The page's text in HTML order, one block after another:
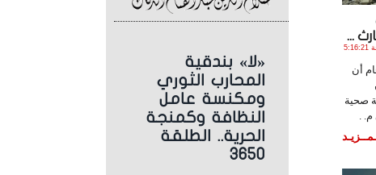
«لا» بندقية
المحارب الثوري
ومكنسة عامل
النظافة وكمنجة
الحرية.. الطلقة
3650
...
السبت , 31 مـارس , 2018 الساعة 5:16:21
أن
صحية
.